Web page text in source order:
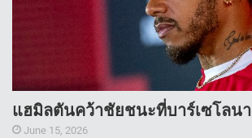
แฮมิลตันคว้าชัยชนะที่บาร์เซโลนา
June 15, 2026